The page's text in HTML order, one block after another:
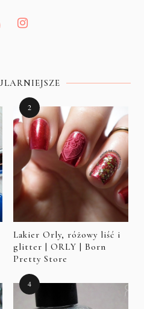
Lakier Orly, różowy liść i
glitter | ORLY | Born
Pretty Store